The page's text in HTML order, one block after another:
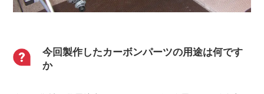
今回製作したカーボンパーツの用途は何です
か